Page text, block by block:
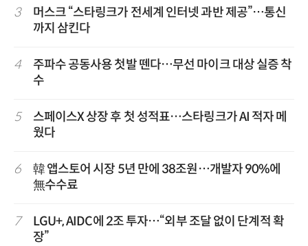
3
머스크 “스타링크가 전세계 인터넷 과반 제공”…통신
까지 삼킨다
4
주파수 공동사용 첫발 뗀다…무선 마이크 대상 실증 착
수
5
스페이스X 상장 후 첫 성적표…스타링크가 AI 적자 메
웠다
6
韓 앱스토어 시장 5년 만에 38조원…개발자 90%에
無수수료
7
LGU+, AIDC에 2조 투자…“외부 조달 없이 단계적 확
장”